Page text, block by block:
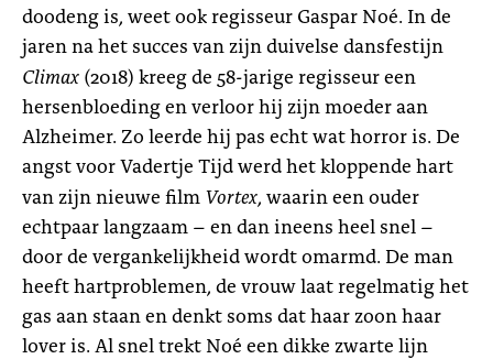
doodeng is, weet ook regisseur Gaspar Noé. In de
jaren na het succes van zijn duivelse dansfestijn
Climax (2018) kreeg de 58-jarige regisseur een
hersenbloeding en verloor hij zijn moeder aan
Alzheimer. Zo leerde hij pas echt wat horror is. De
angst voor Vadertje Tijd werd het kloppende hart
van zijn nieuwe film Vortex, waarin een ouder
echtpaar langzaam – en dan ineens heel snel –
door de vergankelijkheid wordt omarmd. De man
heeft hartproblemen, de vrouw laat regelmatig het
gas aan staan en denkt soms dat haar zoon haar
lover is. Al snel trekt Noé een dikke zwarte lijn